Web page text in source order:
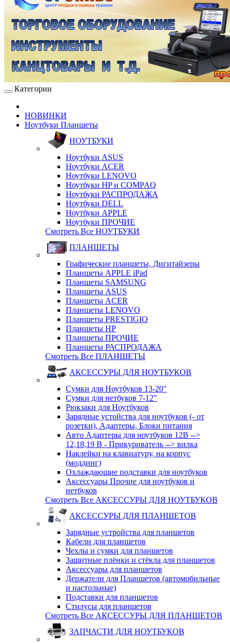
Категории
НОВИНКИ
Ноутбуки Планшеты
НОУТБУКИ
Ноутбуки ASUS
Ноутбуки ACER
Ноутбуки LENOVO
Ноутбуки HP и COMPAQ
Ноутбуки РАСПРОДАЖА
Ноутбуки DELL
Ноутбуки APPLE
Ноутбуки ПРОЧИЕ
Смотреть Все НОУТБУКИ
ПЛАНШЕТЫ
Графические планшеты, Дигитайзеры
Планшеты APPLE iPad
Планшеты SAMSUNG
Планшеты ASUS
Планшеты ACER
Планшеты LENOVO
Планшеты PRESTIGIO
Планшеты HP
Планшеты ПРОЧИЕ
Планшеты РАСПРОДАЖА
Смотреть Все ПЛАНШЕТЫ
АКСЕССУРЫ ДЛЯ НОУТБУКОВ
Сумки для Ноутбуков 13-20"
Сумки для нетбуков 7-12"
Рюкзаки для Ноутбуков
Зарядные устойства для ноутбуков (- от
розетки), Адаптеры, Блоки питания
Авто Адаптеры для ноутбуков 12В -->
12,18,19 В - Прикуриватель --> вилка
Наклейки на клавиатуру, на корпус
(моддинг)
Охлаждающие подставки для ноутбуков
Аксессуары Прочие для ноутбуков и
нетбуков
Смотреть Все АКСЕССУРЫ ДЛЯ НОУТБУКОВ
АКСЕССУРЫ ДЛЯ ПЛАНШЕТОВ
Зарядные устройства для планшетов
Кабели для планшетов
Чехлы и сумки для планшетов
Защитные плёнки и стёкла для планшетов
Аксессуары для планшетов
Держатели для Планшетов (автомобильные
и настольные)
Подставки для планшетов
Стилусы для планшетов
Смотреть Все АКСЕССУРЫ ДЛЯ ПЛАНШЕТОВ
ЗАПЧАСТИ ДЛЯ НОУТБУКОВ